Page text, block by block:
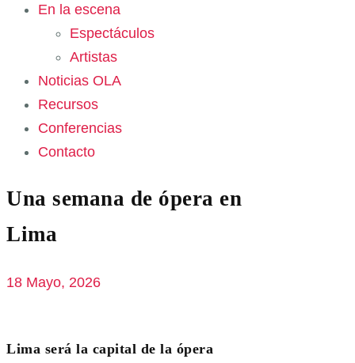
En la escena
Espectáculos
Artistas
Noticias OLA
Recursos
Conferencias
Contacto
Una semana de ópera en
Lima
18 Mayo, 2026
Lima será la capital de la ópera